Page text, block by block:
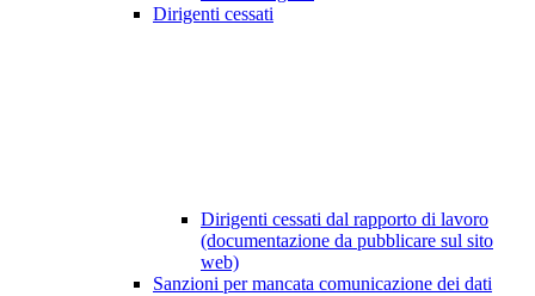
Dirigenti cessati
Dirigenti cessati dal rapporto di lavoro
(documentazione da pubblicare sul sito
web)
Sanzioni per mancata comunicazione dei dati